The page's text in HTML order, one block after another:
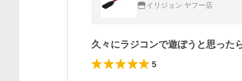
イリジョン ヤフー店
久々にラジコンで遊ぼうと思った
5